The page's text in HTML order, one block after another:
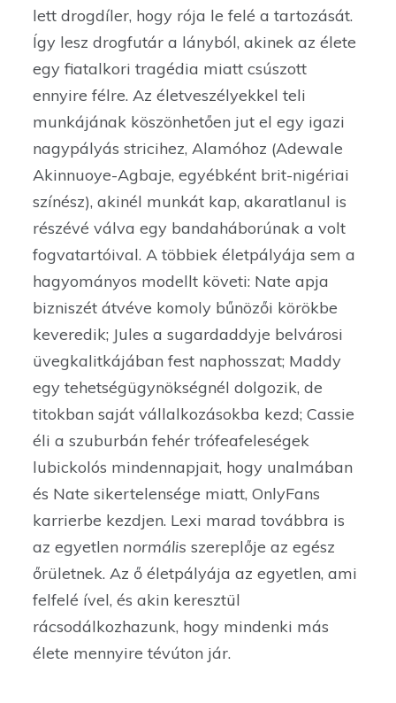
lett drogdíler, hogy rója le felé a tartozását.
Így lesz drogfutár a lányból, akinek az élete
egy fiatalkori tragédia miatt csúszott
ennyire félre. Az életveszélyekkel teli
munkájának köszönhetően jut el egy igazi
nagypályás stricihez, Alamóhoz (Adewale
Akinnuoye-Agbaje, egyébként brit-nigériai
színész), akinél munkát kap, akaratlanul is
részévé válva egy bandaháborúnak a volt
fogvatartóival. A többiek életpályája sem a
hagyományos modellt követi: Nate apja
bizniszét átvéve komoly bűnözői körökbe
keveredik; Jules a sugardaddyje belvárosi
üvegkalitkájában fest naphosszat; Maddy
egy tehetségügynökségnél dolgozik, de
titokban saját vállalkozásokba kezd; Cassie
éli a szuburbán fehér trófeafeleségek
lubickolós mindennapjait, hogy unalmában
és Nate sikertelensége miatt, OnlyFans
karrierbe kezdjen. Lexi marad továbbra is
az egyetlen normálisszereplője az egész
őrületnek. Az ő életpályája az egyetlen, ami
felfelé ível, és akin keresztül
rácsodálkozhazunk, hogy mindenki más
élete mennyire tévúton jár.